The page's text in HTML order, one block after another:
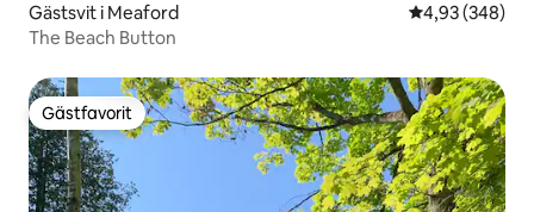
Gästsvit i Meaford 4,93 av 5 i
4,93 (348)
The Beach Button
Gästfavorit
Gästfavorit